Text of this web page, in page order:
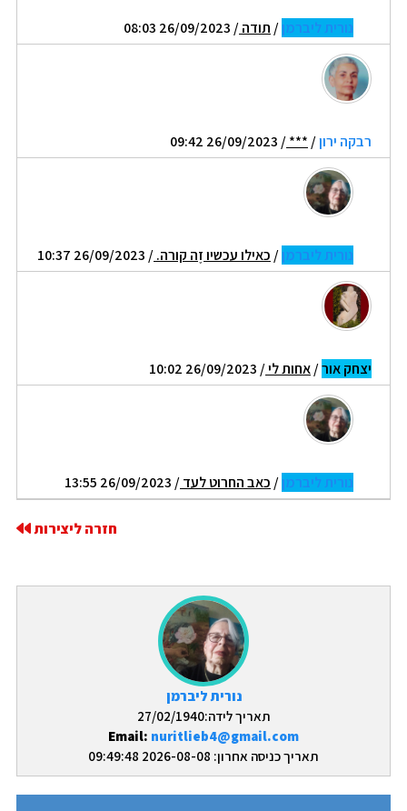
נורית ליברמן
תאריך לידה:27/02/1940
Email: nuritlieb4@gmail.com
תאריך כניסה אחרון: 2026-08-08 09:49:48
נורית ליברמן/ תודה/ 26/09/2023 08:03
רבקה ירון/
***
/ 26/09/2023 09:42
נורית ליברמן/ כאילו עכשיו זֶה קורה./ 26/09/2023 10:37
יצחק אור/אחות לי/ 26/09/2023 10:02
נורית ליברמן/ כאב החרוט לעד/ 26/09/2023 13:55
חזרה ליצירות